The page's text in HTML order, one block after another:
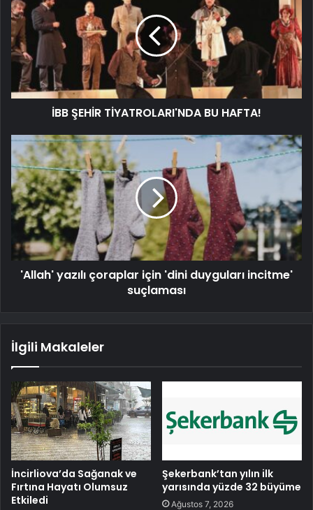
İBB ŞEHİR TİYATROLARI'NDA BU HAFTA!
'Allah' yazılı çoraplar için 'dini duyguları incitme'
suçlaması
İlgili Makaleler
İncirliova’da Sağanak ve
Fırtına Hayatı Olumsuz
Etkiledi
Şekerbank’tan yılın ilk
yarısında yüzde 32 büyüme
Ağustos 7, 2026